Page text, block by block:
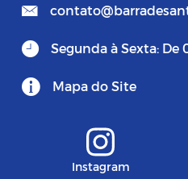
Segunda à Sexta: De
Mapa do Site
Instagram